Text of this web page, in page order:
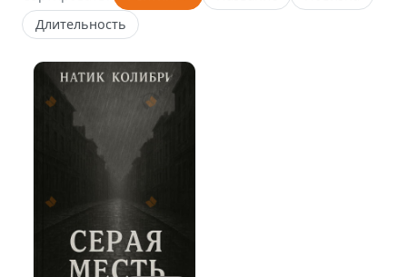
Длительность